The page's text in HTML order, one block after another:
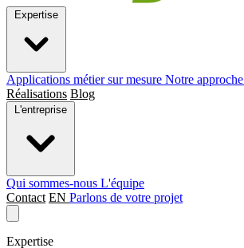
Applications métier sur mesure Notre approche
Réalisations Blog
Qui sommes-nous L'équipe
Contact EN Parlons de votre projet
Expertise